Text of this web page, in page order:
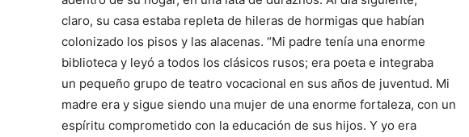
claro, su casa estaba repleta de hileras de hormigas que habían
colonizado los pisos y las alacenas. “Mi padre tenía una enorme
biblioteca y leyó a todos los clásicos rusos; era poeta e integraba
un pequeño grupo de teatro vocacional en sus años de juventud. Mi
madre era y sigue siendo una mujer de una enorme fortaleza, con un
espíritu comprometido con la educación de sus hijos. Y yo era